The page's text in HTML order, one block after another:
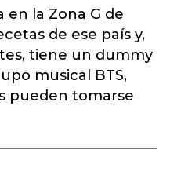
en la Zona G de
de ese país y,
tiene un dummy
musical BTS,
pueden tomarse